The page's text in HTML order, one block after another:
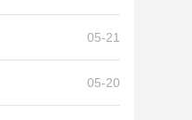
05-21
05-20